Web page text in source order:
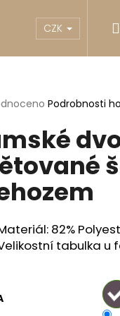
Reklamace
CZK
Podrobnosti
82%
tabulka u